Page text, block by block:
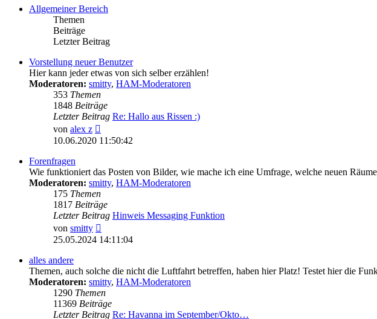
Allgemeiner Bereich
Themen
Beiträge
Letzter Beitrag
Vorstellung neuer Benutzer
Hier kann jeder etwas von sich selber erzählen!
Moderatoren: smitty, HAM-Moderatoren
353 Themen
1848 Beiträge
Letzter Beitrag Re: Hallo aus Rissen :)
von alex z
Beitrag
10.06.2020 11:50:42
Forenfragen
Wie funktioniert das Posten von Bilder, wie mache ich eine Umfrage, welche neuen
Moderatoren: smitty, HAM-Moderatoren
175 Themen
1817 Beiträge
Letzter Beitrag Hinweis Messaging Funktion
von smitty
Beitrag
25.05.2024 14:11:04
alles andere
Themen, auch solche die nicht die Luftfahrt betreffen, haben hier Platz! Testet hier die
Moderatoren: smitty, HAM-Moderatoren
1290 Themen
11369 Beiträge
Letzter Beitrag Re: Havanna im September/Okto…